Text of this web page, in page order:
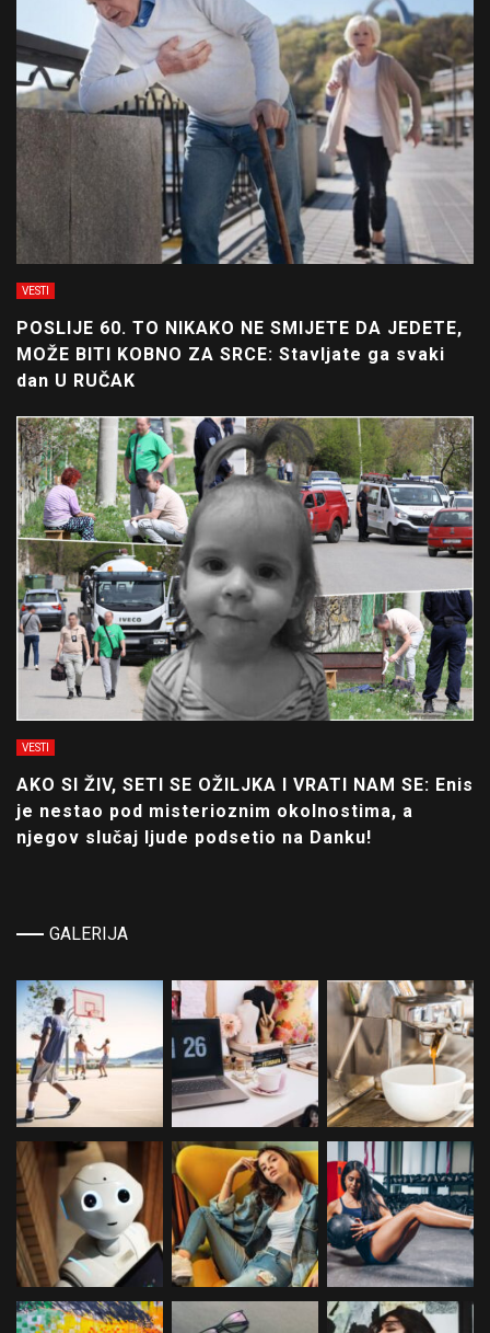
VESTI
POSLIJE 60. TO NIKAKO NE SMIJETE DA JEDETE,
MOŽE BITI KOBNO ZA SRCE: Stavljate ga svaki
dan U RUČAK
VESTI
AKO SI ŽIV, SETI SE OŽILJKA I VRATI NAM SE: Enis
je nestao pod misterioznim okolnostima, a
njegov slučaj ljude podsetio na Danku!
GALERIJA